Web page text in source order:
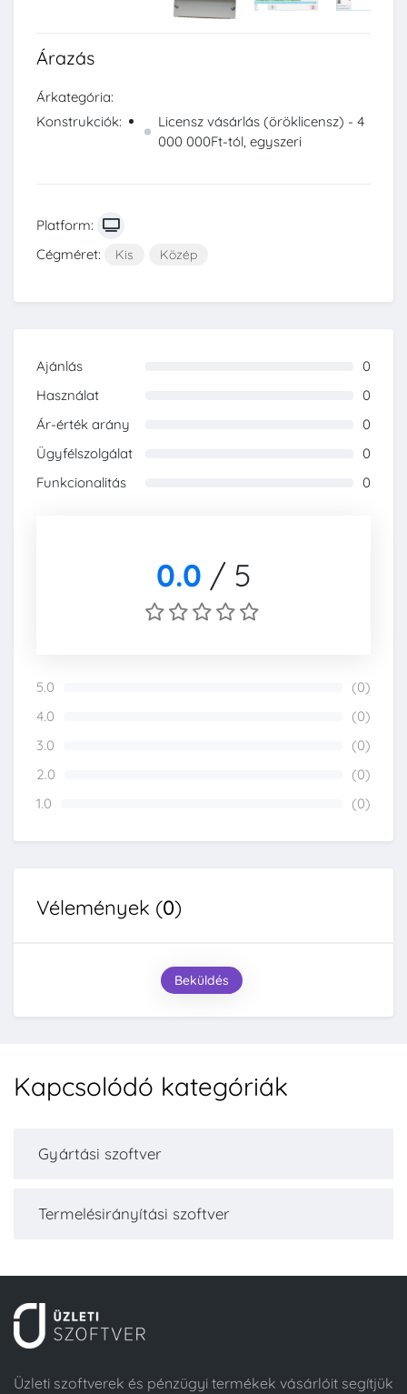
Árazás
Árkategória:
Konstrukciók:
Licensz vásárlás (öröklicensz) - 4
000 000Ft-tól, egyszeri
Platform:
Cégméret:
Kis Közép
Ajánlás
0
Használat
0
Ár-érték arány
0
Ügyfélszolgálat
0
Funkcionalitás
0
0.0 / 5
5.0
(0)
4.0
(0)
3.0
(0)
2.0
(0)
1.0
(0)
Vélemények (0)
Beküldés
Kapcsolódó kategóriák
Gyártási szoftver
Termelésirányítási szoftver
Üzleti szoftverek és pénzügyi termékek vásárlóit segítjük